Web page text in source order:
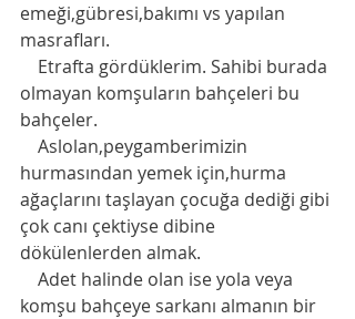
emeği,gübresi,bakımı vs yapılan
masrafları.
olmayan komşuların bahçeleri bu
bahçeler.
hurmasından yemek için,hurma
ağaçlarını taşlayan çocuğa dediği gibi
çok canı çektiyse dibine
dökülenlerden almak.
komşu bahçeye sarkanı almanın bir